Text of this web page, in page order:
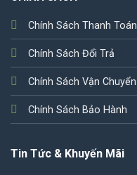
Chính Sách Thanh Toán
Chính Sách Đổi Trả
Chính Sách Vận Chuyển
Chính Sách Bảo Hành
Tin Tức & Khuyến Mãi